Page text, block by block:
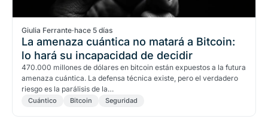
Giulia Ferrante·hace 5 días
La amenaza cuántica no matará a Bitcoin:
lo hará su incapacidad de decidir
470.000 millones de dólares en bitcoin están expuestos a la futura
amenaza cuántica. La defensa técnica existe, pero el verdadero
riesgo es la parálisis de la…
Cuántico Bitcoin Seguridad